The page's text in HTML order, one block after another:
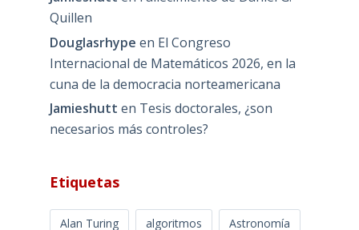
Quillen
Douglasrhype en El Congreso
Internacional de Matemáticos 2026, en la
cuna de la democracia norteamericana
Jamieshutt en Tesis doctorales, ¿son
necesarios más controles?
Etiquetas
Alan Turing algoritmos Astronomía